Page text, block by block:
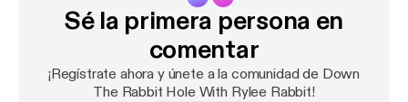
Sé la primera persona en
comentar
¡Regístrate ahora y únete a la comunidad de Down
The Rabbit Hole With Rylee Rabbit!